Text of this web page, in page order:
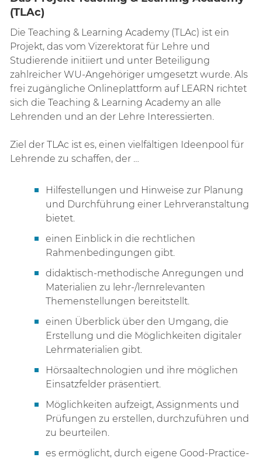
(TLAc)
Die Teaching & Learning Academy (TLAc) ist ein
Projekt, das vom Vizerektorat für Lehre und
Studierende initiiert und unter Beteiligung
zahlreicher WU-Angehöriger umgesetzt wurde. Als
frei zugängliche Onlineplattform auf LEARN richtet
sich die Teaching & Learning Academy an alle
Lehrenden und an der Lehre Interessierten.
Ziel der TLAc ist es, einen vielfältigen Ideenpool für
Lehrende zu schaffen, der …
Hilfestellungen und Hinweise zur Planung
und Durchführung einer Lehrveranstaltung
bietet.
einen Einblick in die rechtlichen
Rahmenbedingungen gibt.
didaktisch-methodische Anregungen und
Materialien zu lehr-/lernrelevanten
Themenstellungen bereitstellt.
einen Überblick über den Umgang, die
Erstellung und die Möglichkeiten digitaler
Lehrmaterialien gibt.
Hörsaaltechnologien und ihre möglichen
Einsatzfelder präsentiert.
Möglichkeiten aufzeigt, Assignments und
Prüfungen zu erstellen, durchzuführen und
zu beurteilen.
es ermöglicht, durch eigene Good-Practice-